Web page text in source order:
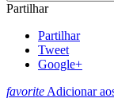
Partilhar
Partilhar
Tweet
Google+
favorite Adicionar